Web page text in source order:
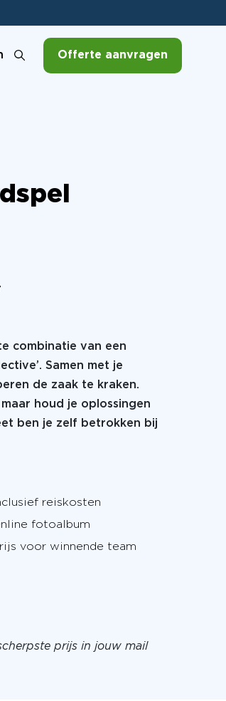
Offerte aanvragen
combinatie van een
Samen met je
de zaak te kraken.
houd je oplossingen
ben je zelf betrokken bij
reiskosten
fotoalbum
voor winnende team
prijs in jouw mail